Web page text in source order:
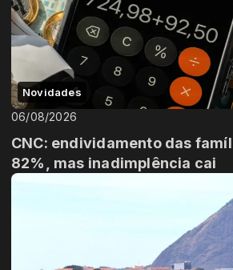
Novidades
06/08/2026
CNC: endividamento das
82%, mas inadimplência cai